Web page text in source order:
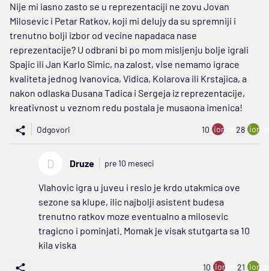
Nije mi iasno zasto se u reprezentaciji ne zovu Jovan
Milosevic i Petar Ratkov, koji mi delujy da su spremniji i
trenutno bolji izbor od vecine napadaca nase
reprezentacije? U odbrani bi po mom misljenju bolje igrali
Spajic ili Jan Karlo Simic, na zalost, vise nemamo igrace
kvaliteta jednog Ivanovica, Vidica, Kolarova ili Krstajica, a
nakon odlaska Dusana Tadica i Sergeja iz reprezentacije,
kreativnost u veznom redu postala je musaona imenica!
Odgovori 10 ion:minus
28
D Druze pre 10 meseci
Vlahovic igra u juveu i resio je krdo utakmica ove
sezone sa klupe, ilic najbolji asistent budesa
trenutno ratkov moze eventualno a milosevic
tragicno i pominjati. Momak je visak stutgarta sa 10
kila viska
10 ion:minus
21